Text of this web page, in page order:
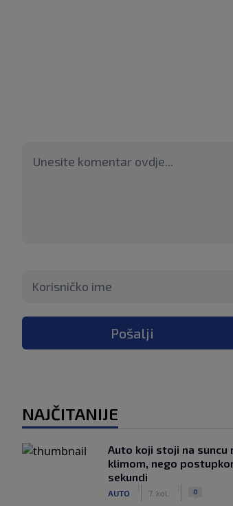
Pošalji
NAJČITANIJE
Auto koji stoji na suncu
klimom, nego
sekundi
AUTO 7. kol. 0